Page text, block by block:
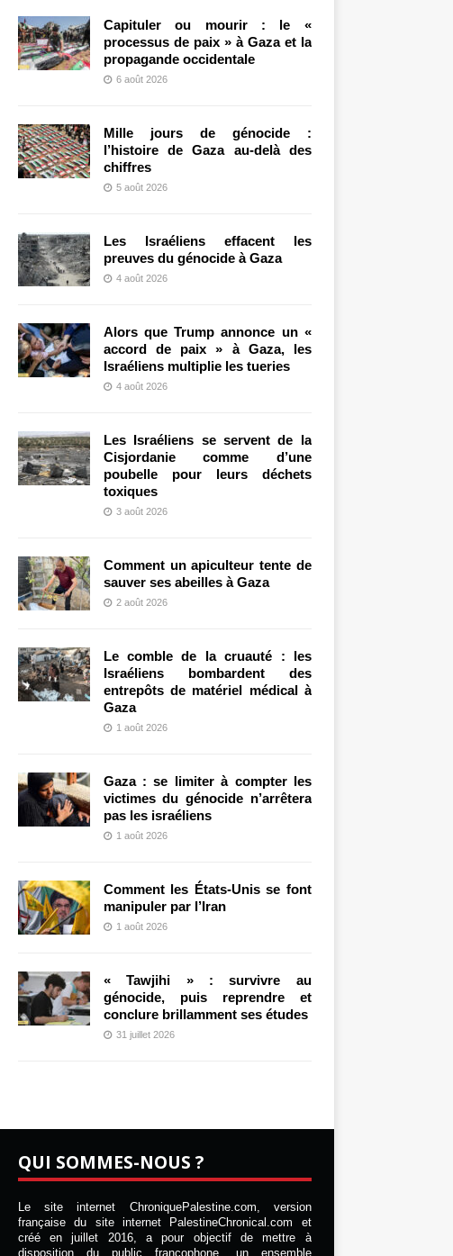
Capituler ou mourir : le «
processus de paix » à Gaza et la
propagande occidentale
6 août 2026
Mille jours de génocide :
l’histoire de Gaza au-delà des
chiffres
5 août 2026
Les Israéliens effacent les
preuves du génocide à Gaza
4 août 2026
Alors que Trump annonce un «
accord de paix » à Gaza, les
Israéliens multiplie les tueries
4 août 2026
Les Israéliens se servent de la
Cisjordanie comme d’une
poubelle pour leurs déchets
toxiques
3 août 2026
Comment un apiculteur tente de
sauver ses abeilles à Gaza
2 août 2026
Le comble de la cruauté : les
Israéliens bombardent des
entrepôts de matériel médical à
Gaza
1 août 2026
Gaza : se limiter à compter les
victimes du génocide n’arrêtera
pas les israéliens
1 août 2026
Comment les États-Unis se font
manipuler par l’Iran
1 août 2026
« Tawjihi » : survivre au
génocide, puis reprendre et
conclure brillamment ses études
31 juillet 2026
QUI SOMMES-NOUS ?
Le site internet ChroniquePalestine.com, version
française du site internet PalestineChronical.com et
créé en juillet 2016, a pour objectif de mettre à
disposition du public francophone, un ensemble